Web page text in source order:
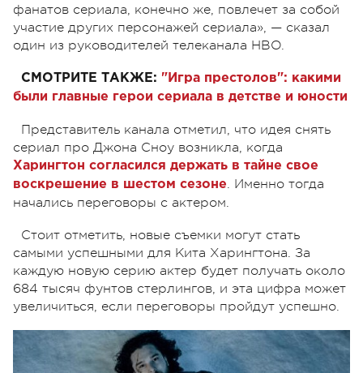
фанатов сериала, конечно же, повлечет за собой
участие других персонажей сериала», — сказал
один из руководителей телеканала HBO.
СМОТРИТЕ ТАКЖЕ: "Игра престолов": какими
были главные герои сериала в детстве и юности
Представитель канала отметил, что идея снять
сериал про Джона Сноу возникла, когда
Харингтон согласился держать в тайне свое
воскрешение в шестом сезоне. Именно тогда
начались переговоры с актером.
Стоит отметить, новые съемки могут стать
самыми успешными для Кита Харингтона. За
каждую новую серию актер будет получать около
684 тысяч фунтов стерлингов, и эта цифра может
увеличиться, если переговоры пройдут успешно.